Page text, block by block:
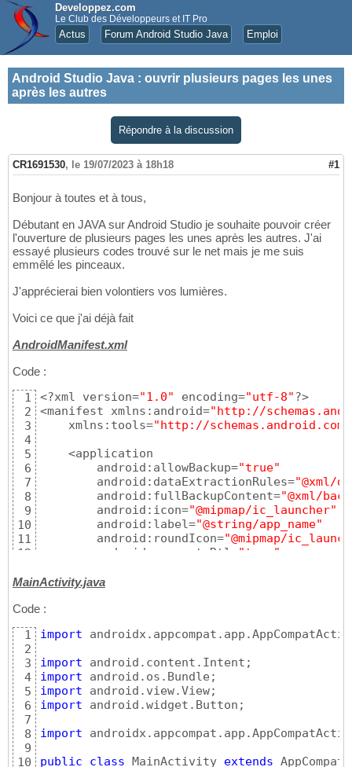
Developpez.com
Le Club des Développeurs et IT Pro
Actus Forum Android Studio Java Emploi
Android Studio Java : ouvrir plusieurs pages les unes
après les autres
Répondre à la discussion
CR1691530, le 19/07/2023 à 18h18 #1
Bonjour à toutes et à tous,
Débutant en JAVA sur Android Studio je souhaite pouvoir créer
l'ouverture de plusieurs pages les unes après les autres. J'ai
essayé plusieurs codes trouvé sur le net mais je me suis
emmêlé les pinceaux.
J'apprécierai bien volontiers vos lumières.
Voici ce que j'ai déjà fait
AndroidManifest.xml
Code :
1
2
3
4
5
6
7
8
9
10
11
12
14
16
17
18
19
20
21
22
23
24
25
26
<?xml version="1.0" encoding="utf-8"?>
<manifest xmlns:android="http://
    xmlns:tools=
"http://
    <application
        android:allowBackup=
"true"
        android:dataExtractionRules=
"@xml/
        android:fullBackupContent=
"@xml/
        android:icon=
"@mipmap/ic_launcher"
        android:label=
"@string/app_name"
        android:roundIcon=
"@mipmap/
        android:supportsRtl=
"true"
        tools:targetApi=
            android:name=
            <intent-filter>
                <category android:name=
            </intent-filter>
        </activity>
            android:name=
".Page2"/>
MainActivity.java
Code :
1
2
3
4
5
6
7
8
9
10
import
import
import
import
import android.widget.Button;
import
public
class MainActivity extends